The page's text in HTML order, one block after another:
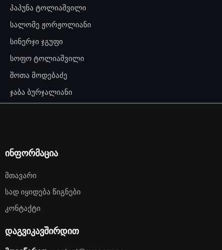
პაპუნა ტოლიაშვილი
სალომე ჟორჟოლიანი
სინერჯი ჯგუფი
სოფო ტოლიაშვილი
შოთა მოდებაძე
ჯაბა ბურჯალიანი
ინფორმაცია
Მთავარი
Სად Იყიდება Წიგნები
Კონტაქტი
დაგვიკავშირდით